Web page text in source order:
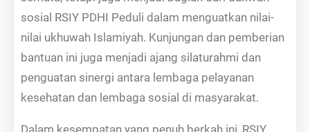
sosial RSIY PDHI Peduli dalam menguatkan nilai-
nilai ukhuwah Islamiyah. Kunjungan dan pemberian
bantuan ini juga menjadi ajang silaturahmi dan
penguatan sinergi antara lembaga pelayanan
kesehatan dan lembaga sosial di masyarakat.
Dalam kesempatan yang penuh berkah ini, RSIY